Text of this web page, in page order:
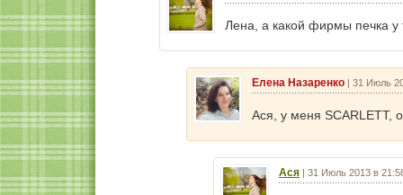
Лена, а какой фирмы печка
Елена Назаренко | 31 Июль
Ася, у меня SCARLETT,
Ася | 31 Июль 2013 в